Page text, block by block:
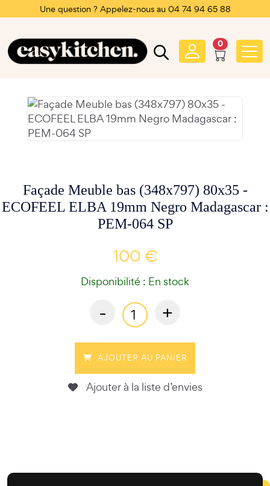
Une question ? Appelez-nous au 04 74 94 65 88
0
Façade Meuble bas (348x797) 80x35 -
ECOFEEL ELBA 19mm Negro Madagascar :
PEM-064 SP
100 €
Disponibilité : En stock
- +
AJOUTER AU PANIER
Ajouter à la liste d’envies